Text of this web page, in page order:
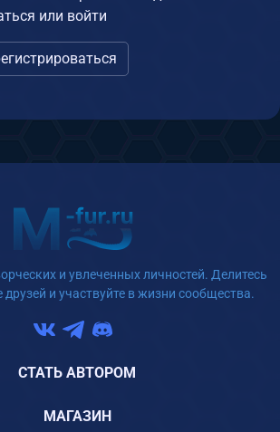
или войти
и увлеченных личностей. Делитесь
друзей и участвуйте в жизни сообщества.
СТАТЬ АВТОРОМ
МАГАЗИН